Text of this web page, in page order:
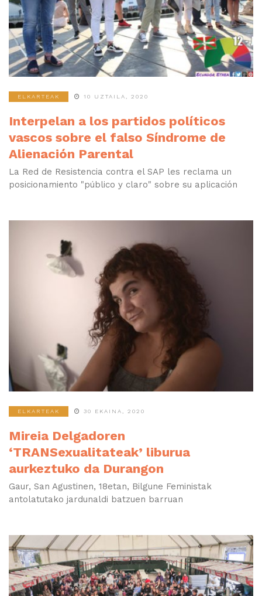
ELKARTEAK 10 UZTAILA, 2020
Interpelan a los partidos políticos
vascos sobre el falso Síndrome de
Alienación Parental
La Red de Resistencia contra el SAP les reclama un
posicionamiento "público y claro" sobre su aplicación
ELKARTEAK 30 EKAINA, 2020
Mireia Delgadoren
‘TRANSexualitateak’ liburua
aurkeztuko da Durangon
Gaur, San Agustinen, 18etan, Bilgune Feministak
antolatutako jardunaldi batzuen barruan